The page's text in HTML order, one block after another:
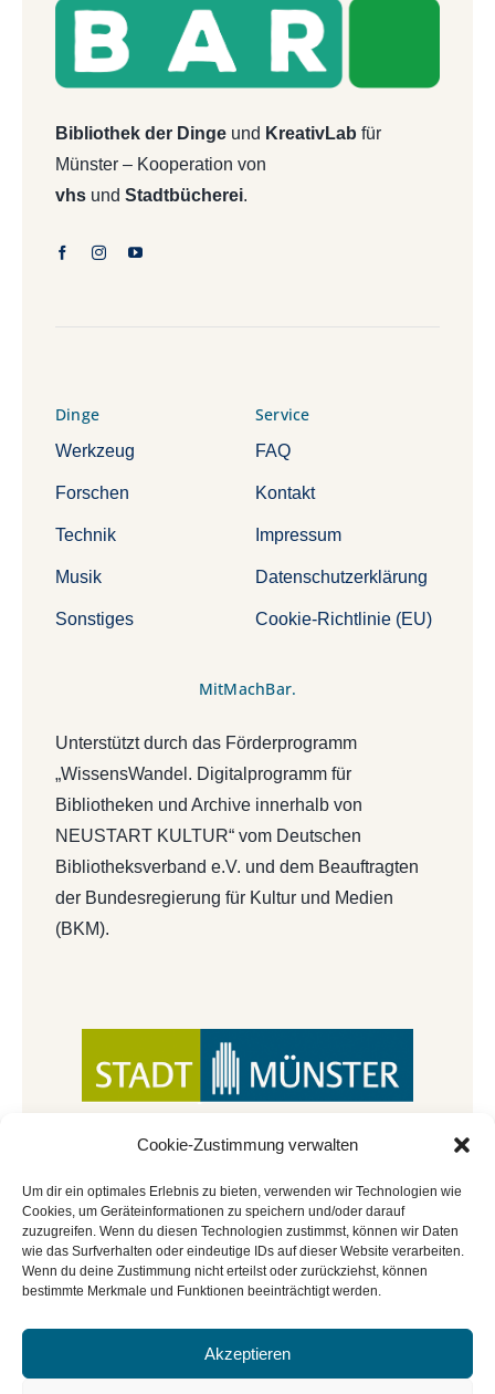
Cookie-Zustimmung verwalten
Um dir ein optimales Erlebnis zu bieten, verwenden wir Technologien wie
Cookies, um Geräteinformationen zu speichern und/oder darauf
zuzugreifen. Wenn du diesen Technologien zustimmst, können wir Daten
wie das Surfverhalten oder eindeutige IDs auf dieser Website verarbeiten.
Wenn du deine Zustimmung nicht erteilst oder zurückziehst, können
bestimmte Merkmale und Funktionen beeinträchtigt werden.
Akzeptieren
Bibliothek der Dingeund KreativLab für
Münster – Kooperation von
vhsund Stadtbücherei.
Dinge
Werkzeug
Forschen
Technik
Musik
Sonstiges
Service
FAQ
Kontakt
Impressum
Datenschutzerklärung
Cookie-Richtlinie (EU)
MitMachBar.
Unterstützt durch das Förderprogramm
„WissensWandel. Digitalprogramm für
Bibliotheken und Archive innerhalb von
NEUSTART KULTUR“ vom Deutschen
Bibliotheksverband e.V. und dem Beauftragten
der Bundesregierung für Kultur und Medien
(BKM).
© Copyright 2022 - 2026 | Mitmachbar der